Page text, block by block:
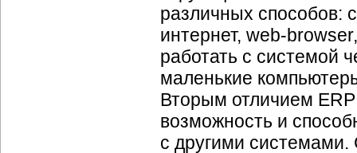
различных способов:
интернет, web-
работать с системой
маленькие
Вторым отличием
возможность и
с другими системами.